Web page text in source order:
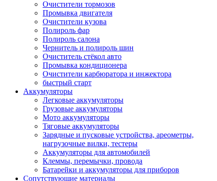
Очистители тормозов
Промывка двигателя
Очистители кузова
Полироль фар
Полироль салона
Чернитель и полироль шин
Очиститель стёкол авто
Промывка кондиционера
Очистители карбюратора и инжектора
быстрый старт
Аккумуляторы
Легковые аккумуляторы
Грузовые аккумуляторы
Мото аккумуляторы
Тяговые аккумуляторы
Зарядные и пусковые устройства, ареометры,
нагрузочные вилки, тестеры
Аккумуляторы для автомобилей
Клеммы, перемычки, провода
Батарейки и аккумуляторы для приборов
Сопутствующие материалы